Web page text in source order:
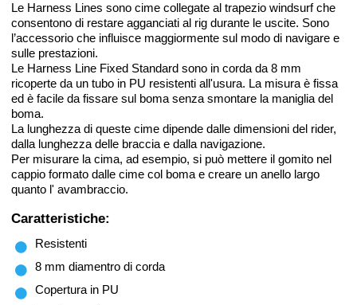
Le Harness Lines sono cime collegate al trapezio windsurf che
consentono di restare agganciati al rig durante le uscite. Sono
l’accessorio che influisce maggiormente sul modo di navigare e
sulle prestazioni.
Le Harness Line Fixed Standard sono in corda da 8 mm
ricoperte da un tubo in PU resistenti all'usura. La misura è fissa
ed è facile da fissare sul boma senza smontare la maniglia del
boma.
La lunghezza di queste cime dipende dalle dimensioni del rider,
dalla lunghezza delle braccia e dalla navigazione.
Per misurare la cima, ad esempio, si può mettere il gomito nel
cappio formato dalle cime col boma e creare un anello largo
quanto l' avambraccio.
Caratteristiche:
Resistenti
8 mm diamentro di corda
Copertura in PU